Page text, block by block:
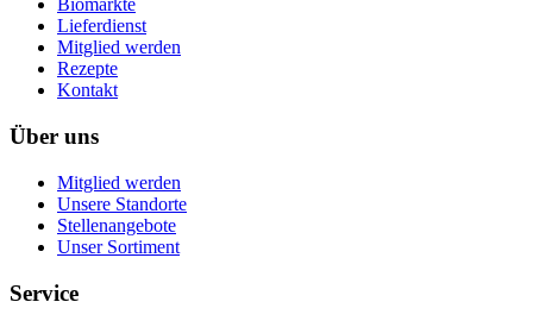
Biomärkte
Lieferdienst
Mitglied werden
Rezepte
Kontakt
Über uns
Mitglied werden
Unsere Standorte
Stellenangebote
Unser Sortiment
Service